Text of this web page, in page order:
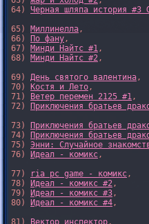
64) Черная шляпа история #3
65) Миллинелла,
66)
По фану,
67) Минди Найтс #1,
68) Минди Найтс #2,
69) День святого валентина,
70)
Костя и Лето,
71)
Ветер перемен 2125 #1,
72)
Приключения братьев
73)
Приключения братьев
74)
Приключения братьев
75) Энни: Случайное
76)
Идеал - комикс,
77)
ria pc game - комикс,
78)
Идеал - комикс #2,
79)
Идеал - комикс #3,
80)
Идеал - комикс #4,
81)
Вектор инспектор,